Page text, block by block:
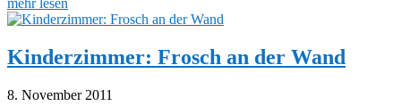
mehr lesen
Kinderzimmer: Frosch an der Wand
8. November 2011